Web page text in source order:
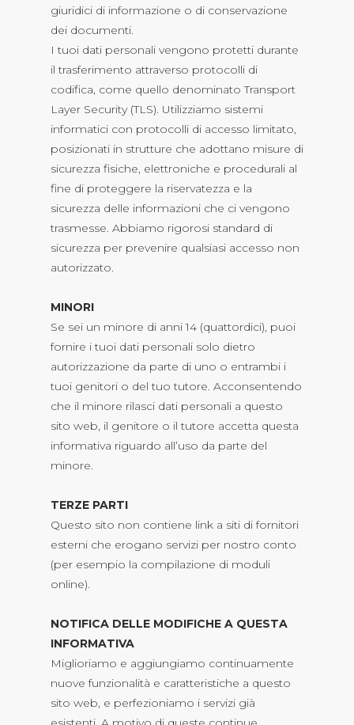
giuridici di informazione o di conservazione
dei documenti.
I tuoi dati personali vengono protetti durante
il trasferimento attraverso protocolli di
codifica, come quello denominato Transport
Layer Security (TLS). Utilizziamo sistemi
informatici con protocolli di accesso limitato,
posizionati in strutture che adottano misure di
sicurezza fisiche, elettroniche e procedurali al
fine di proteggere la riservatezza e la
sicurezza delle informazioni che ci vengono
trasmesse. Abbiamo rigorosi standard di
sicurezza per prevenire qualsiasi accesso non
autorizzato.
MINORI
Se sei un minore di anni 14 (quattordici), puoi
fornire i tuoi dati personali solo dietro
autorizzazione da parte di uno o entrambi i
tuoi genitori o del tuo tutore. Acconsentendo
che il minore rilasci dati personali a questo
sito web, il genitore o il tutore accetta questa
informativa riguardo all’uso da parte del
minore.
TERZE PARTI
Questo sito non contiene link a siti di fornitori
esterni che erogano servizi per nostro conto
(per esempio la compilazione di moduli
online).
NOTIFICA DELLE MODIFICHE A QUESTA
INFORMATIVA
Miglioriamo e aggiungiamo continuamente
nuove funzionalità e caratteristiche a questo
sito web, e perfezioniamo i servizi già